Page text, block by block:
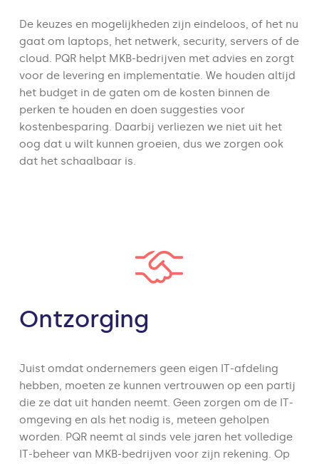
De keuzes en mogelijkheden zijn eindeloos, of het nu
gaat om laptops, het netwerk, security, servers of de
cloud. PQR helpt MKB-bedrijven met advies en zorgt
voor de levering en implementatie. We houden altijd
het budget in de gaten om de kosten binnen de
perken te houden en doen suggesties voor
kostenbesparing. Daarbij verliezen we niet uit het
oog dat u wilt kunnen groeien, dus we zorgen ook
dat het schaalbaar is.
Ontzorging
Juist omdat ondernemers geen eigen IT-afdeling
hebben, moeten ze kunnen vertrouwen op een partij
die ze dat uit handen neemt. Geen zorgen om de IT-
omgeving en als het nodig is, meteen geholpen
worden. PQR neemt al sinds vele jaren het volledige
IT-beheer van MKB-bedrijven voor zijn rekening. Op